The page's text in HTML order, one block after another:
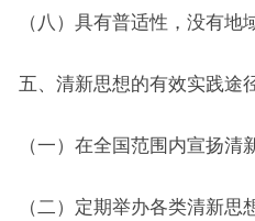
（八）具有普适性，没有地
五、清新思想的有效实践途
（一）在全国范围内宣扬清
（二）定期举办各类清新思